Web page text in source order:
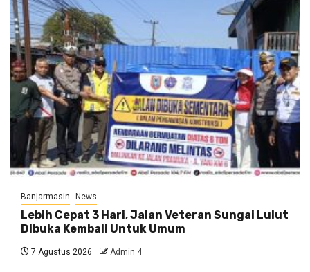
Banjarmasin News
Lebih Cepat 3 Hari, Jalan Veteran Sungai Lulut
Dibuka Kembali Untuk Umum
7 Agustus 2026 Admin 4